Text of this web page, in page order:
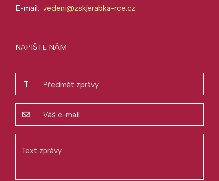
E-mail: vedeni@zskjerabka-rce.cz
NAPIŠTE NÁM
T